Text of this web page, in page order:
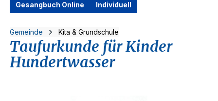
Gesangbuch Online Individuell
Gemeinde Kita & Grundschule
Taufurkunde für Kinder
Hundertwasser